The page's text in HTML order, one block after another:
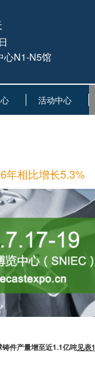
心N1-N5馆
活动中心
年相比增长5.3%
件产量增至近1.1亿吨见表1